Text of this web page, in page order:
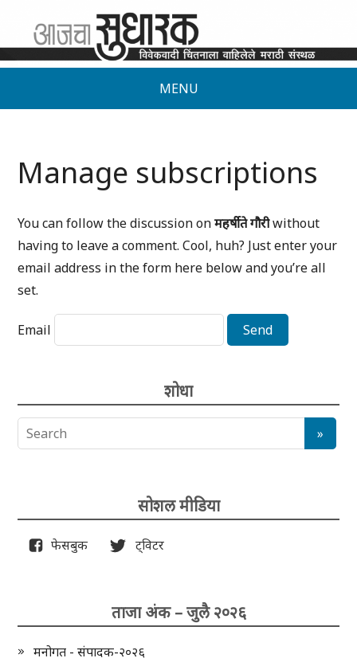
MENU
Manage subscriptions
You can follow the discussion onमहर्षी ते गौरीwithout
having to leave a comment. Cool, huh? Just enter your
email address in the form here below and you’re all
set.
Email
शोधा
सोशल मीडिया
फेसबुक ट्विटर
ताजा अंक – जुलै २०२६
मनोगत - संपादक-२०२६